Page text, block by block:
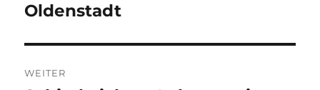
Oldenstadt
WEITER